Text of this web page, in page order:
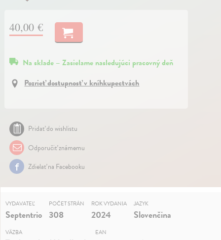
40,00 €
Na sklade – Zasielame nasledujúci pracovný deň
Pozrieť dostupnosť v kníhkupectvách
Pridať do wishlistu
Odporučiť známemu
Zdielať na Facebooku
VYDAVATEĽ
Septentrio
POČET STRÁN
308
ROK VYDANIA
2024
JAZYK
Slovenčina
VÄZBA EAN